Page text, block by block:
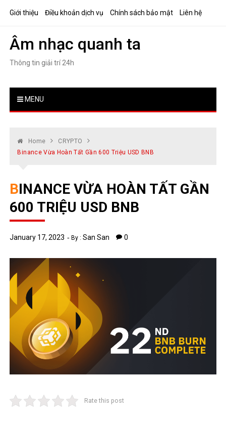
Giới thiệu Điều khoản dịch vụ Chính sách bảo mật Liên hệ
Âm nhạc quanh ta
Thông tin giải trí 24h
MENU
Home
CRYPTO
Binance Vừa Hoàn Tất Gần 600 Triệu USD BNB
BINANCE VỪA HOÀN TẤT GẦN
600 TRIỆU USD BNB
January 17, 2023 By :San San 0
Rate this post